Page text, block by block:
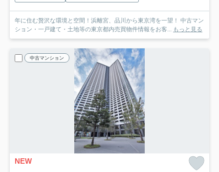
年に住む贅沢な環境と空間！浜離宮、品川から東京湾を一望！ 中古マン
ション・一戸建て・土地等の東京都内売買物件情報をお客... もっと見る
中古マンション
NEW